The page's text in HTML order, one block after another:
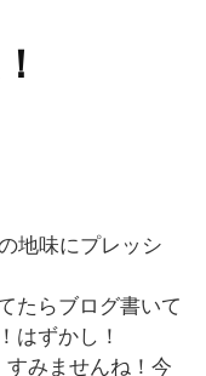
地味にプレッシ
たらブログ書いて
はずかし！
みませんね！今